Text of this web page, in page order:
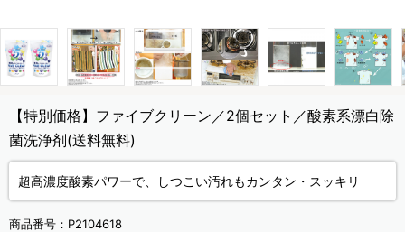
【特別価格】ファイブクリーン／2個セット／酸素系漂白除
菌洗浄剤(送料無料)
超高濃度酸素パワーで、しつこい汚れもカンタン・スッキリ
商品番号： P2104618